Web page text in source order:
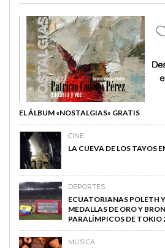
EL ÁLBUM «NOSTALGIAS» GRATIS
CINE
LA CUEVA DE LOS TAYOS
DEPORTES
ECUATORIANAS POLETH
MEDALLAS DE ORO Y
PARALÍMPICOS DE TOKIO
MUSICA